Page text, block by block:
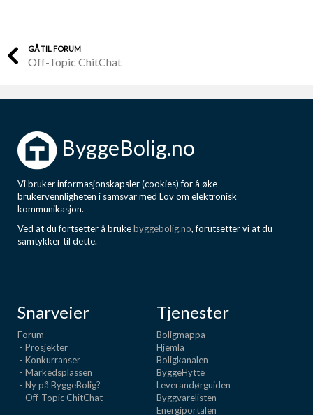
GÅ TIL FORUM
Off-Topic ChitChat
ByggeBolig.no
Vi bruker informasjonskapsler (cookies) for å øke
brukervennligheten i samsvar med Lov om elektronisk
kommunikasjon.
Ved at du fortsetter å brukebyggebolig.no, forutsetter vi at du
samtykker til dette.
Snarveier
Forum
- Prosjekter
- Konkurranser
- Markedsplassen
- Ny på ByggeBolig?
- Off-Topic ChitChat
Tjenester
Boligmappa
Hjemla
Boligkanalen
ByggeHytte
Leverandørguiden
Byggvarelisten
Energiportalen